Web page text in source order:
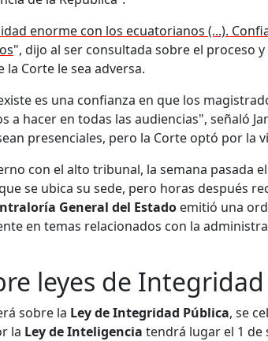
enorme con los ecuatorianos (...).
", dijo al ser consultada sobre el proceso
la Corte le sea adversa.
es una confianza en que los
a hacer en todas las audiencias", señaló
presenciales, pero la Corte optó por la
con el alto tribunal, la semana pasada
se ubica su sede, pero horas después
General del Estado emitió una
en temas relacionados con la
leyes de
sobre la Ley de Integridad Pública, se
la Ley de Inteligencia tendrá lugar el 1 de